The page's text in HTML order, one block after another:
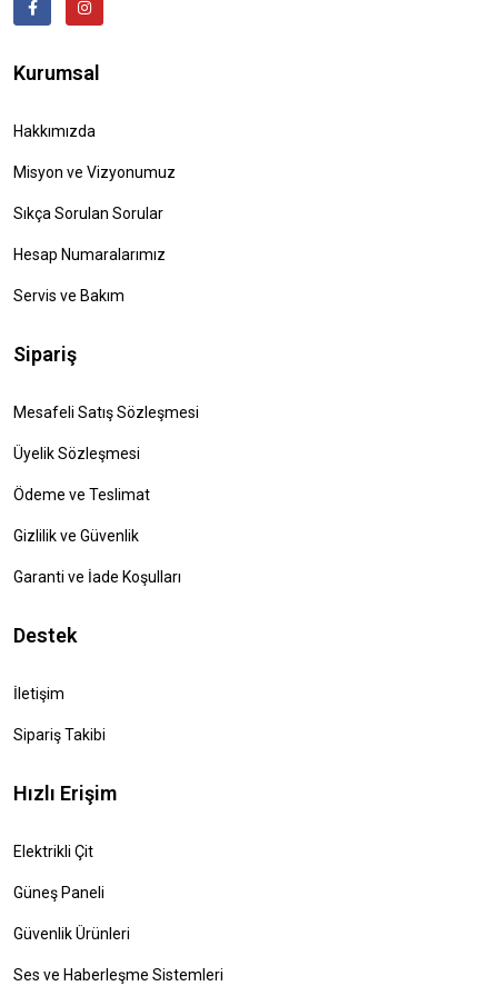
Kurumsal
Hakkımızda
Misyon ve Vizyonumuz
Sıkça Sorulan Sorular
Hesap Numaralarımız
Servis ve Bakım
Sipariş
Mesafeli Satış Sözleşmesi
Üyelik Sözleşmesi
Ödeme ve Teslimat
Gizlilik ve Güvenlik
Garanti ve İade Koşulları
Destek
İletişim
Sipariş Takibi
Hızlı Erişim
Elektrikli Çit
Güneş Paneli
Güvenlik Ürünleri
Ses ve Haberleşme Sistemleri